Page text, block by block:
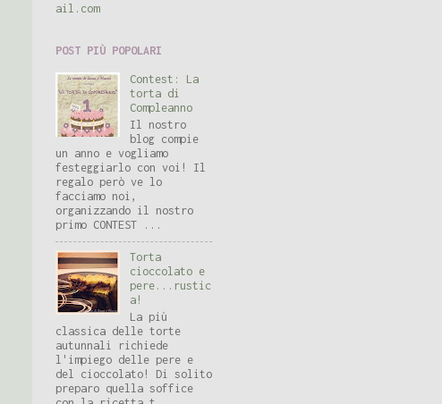
ail.com
POST PIÙ POPOLARI
Contest: La
torta di
Compleanno
Il nostro
blog compie
un anno e vogliamo
festeggiarlo con voi! Il
regalo però ve lo
facciamo noi,
organizzando il nostro
primo CONTEST ...
Torta
cioccolato e
pere...rustic
a!
La più
classica delle torte
autunnali richiede
l'impiego delle pere e
del cioccolato! Di solito
preparo quella soffice